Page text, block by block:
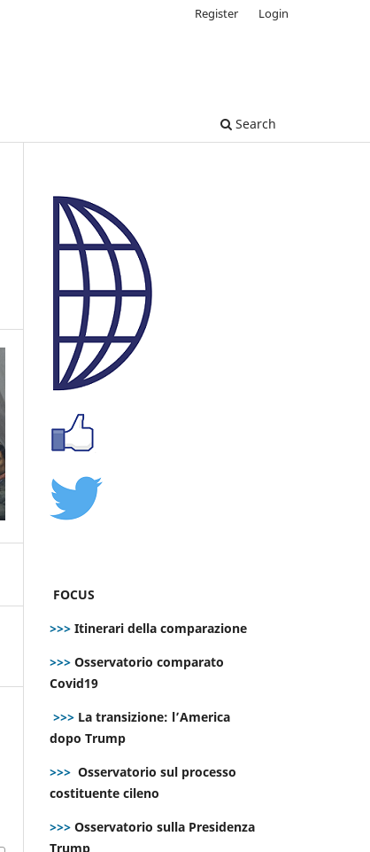
Search
Register Login
FOCUS
>>> Itinerari della comparazione
>>> Osservatorio comparato
Covid19
>>> La transizione: l’America
dopo Trump
>>> Osservatorio sul processo
costituente cileno
>>> Osservatorio sulla Presidenza
Trump